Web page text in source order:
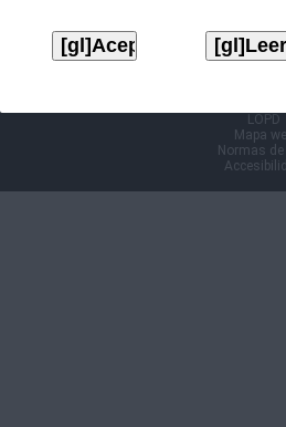
LOPD
Mapa
Normas